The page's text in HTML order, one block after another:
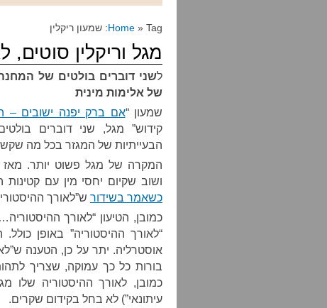
Home » Tag: שמעון ריקלין
מגל וריקלין סוטים,
לשני דוברים בולטים של
של אלימות מינית
שמעון “אם ברק יפנה ישובים –
קידוש” מגל, שני דוברים
הבעייתיות של המגזר בכל מה
המקרה של מגל פשוט יותר. מאז
ושוב שקיום יחסי מין עם
כשאמר בשידור ש”לאורך
כמובן, הטיעון “לאורך
“לאורך ההיסטוריה” באופן
בורות כל כך עמוקה, שצריך
כמובן, לאורך ההיסטוריה שלו
עיתונאי”) לא בחל בקידום שקרים.